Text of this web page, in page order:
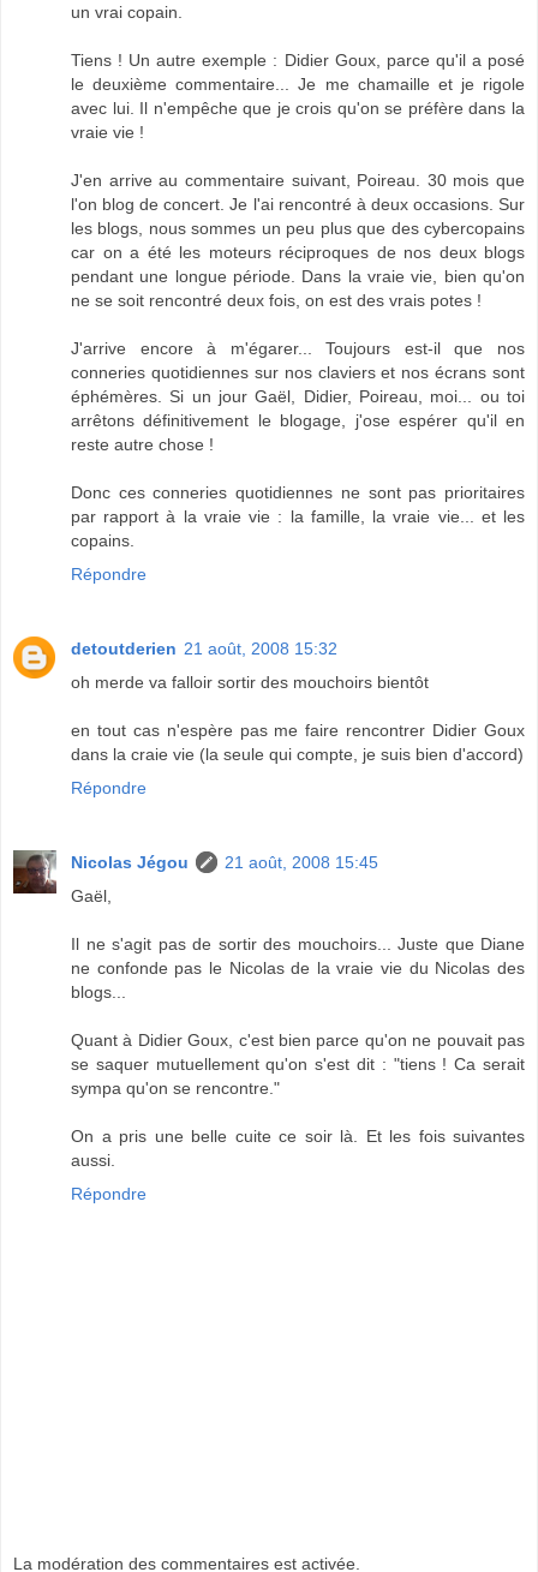
un vrai copain.
Tiens ! Un autre exemple : Didier Goux, parce qu'il a posé
le deuxième commentaire... Je me chamaille et je rigole
avec lui. Il n'empêche que je crois qu'on se préfère dans la
vraie vie !
J'en arrive au commentaire suivant, Poireau. 30 mois que
l'on blog de concert. Je l'ai rencontré à deux occasions. Sur
les blogs, nous sommes un peu plus que des cybercopains
car on a été les moteurs réciproques de nos deux blogs
pendant une longue période. Dans la vraie vie, bien qu'on
ne se soit rencontré deux fois, on est des vrais potes !
J'arrive encore à m'égarer... Toujours est-il que nos
conneries quotidiennes sur nos claviers et nos écrans sont
éphémères. Si un jour Gaël, Didier, Poireau, moi... ou toi
arrêtons définitivement le blogage, j'ose espérer qu'il en
reste autre chose !
Donc ces conneries quotidiennes ne sont pas prioritaires
par rapport à la vraie vie : la famille, la vraie vie... et les
copains.
Répondre
detoutderien 21 août, 2008 15:32
oh merde va falloir sortir des mouchoirs bientôt
en tout cas n'espère pas me faire rencontrer Didier Goux
dans la craie vie (la seule qui compte, je suis bien d'accord)
Répondre
Nicolas Jégou
21 août, 2008 15:45
Gaël,
Il ne s'agit pas de sortir des mouchoirs... Juste que Diane
ne confonde pas le Nicolas de la vraie vie du Nicolas des
blogs...
Quant à Didier Goux, c'est bien parce qu'on ne pouvait pas
se saquer mutuellement qu'on s'est dit : "tiens ! Ca serait
sympa qu'on se rencontre."
On a pris une belle cuite ce soir là. Et les fois suivantes
aussi.
Répondre
La modération des commentaires est activée.